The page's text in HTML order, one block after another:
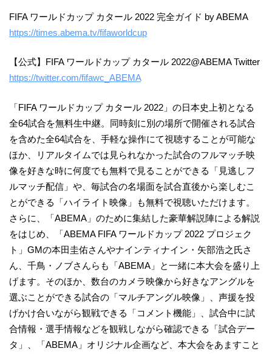
FIFA ワールドカップ カタール 2022 完全ガイド by ABEMA
https://times.abema.tv/fifaworldcup
【公式】FIFA ワールドカップ カタール 2022@ABEMA Twitter
https://twitter.com/fifawc_ABEMA
「FIFA ワールドカップ カタール 2022」の日本史上初となる
全64試合を無料生中継。同時刻に別の場所で開催される試合
を含めた全64試合を、手軽な操作にて視聴することが可能な
ほか、リアルタイムでは見られなかった試合のフルマッチ映
像を好きな時に何度でも無料で見ることができる「見逃しフ
ルマッチ配信」や、毎試合の名場面を試合直後から楽しむこ
とができる「ハイライト映像」も無料で視聴いただけます。
さらに、「ABEMA」のために集結した豪華解説陣による解説
をはじめ、「ABEMA FIFA ワールドカップ 2022 プロジェク
ト」GMの本田圭佑さんやナインティナイン・矢部浩之氏さ
ん、千鳥・ノブさんらも「ABEMA」と一緒に本大会を盛り上
げます。そのほか、数台のカメラ映像から好きなアングルを
選ぶことができる試合の「マルチアングル映像」、声援を投
げかけ合いながら観戦できる「コメント機能」、試合中に試
合情報・選手情報などを観戦しながら確認できる「試合デー
タ」、「ABEMA」オリジナル企画など、本大会をあますこと